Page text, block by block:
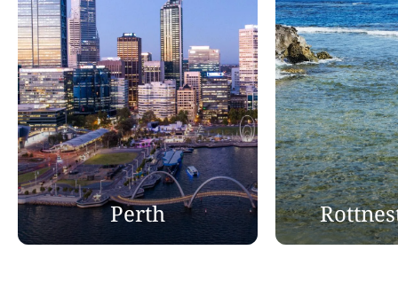
Perth